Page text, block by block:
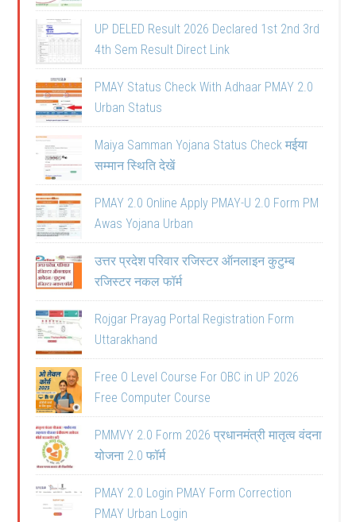
UP DELED Result 2026 Declared 1st 2nd 3rd
4th Sem Result Direct Link
PMAY Status Check With Adhaar PMAY 2.0
Urban Status
Maiya Samman Yojana Status Check मईया
सम्मान स्थिति देखें
PMAY 2.0 Online Apply PMAY-U 2.0 Form PM
Awas Yojana Urban
उत्तर प्रदेश परिवार रजिस्टर ऑनलाइन कुटुम्ब
रजिस्टर नकल फॉर्म
Rojgar Prayag Portal Registration Form
Uttarakhand
Free O Level Course For OBC in UP 2026
Free Computer Course
PMMVY 2.0 Form 2026 प्रधानमंत्री मातृत्व वंदना
योजना 2.0 फॉर्म
PMAY 2.0 Login PMAY Form Correction
PMAY Urban Login